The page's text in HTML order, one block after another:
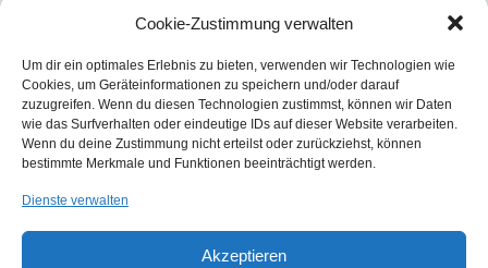
Cookie-Zustimmung verwalten
Um dir ein optimales Erlebnis zu bieten, verwenden wir Technologien wie
Cookies, um Geräteinformationen zu speichern und/oder darauf
zuzugreifen. Wenn du diesen Technologien zustimmst, können wir Daten
wie das Surfverhalten oder eindeutige IDs auf dieser Website verarbeiten.
Wenn du deine Zustimmung nicht erteilst oder zurückziehst, können
bestimmte Merkmale und Funktionen beeinträchtigt werden.
Dienste verwalten
Akzeptieren